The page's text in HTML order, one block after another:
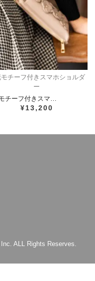
モチーフ付きスマホショルダ
ー
チーフ付きスマ…
¥13,200
ALL Rights Reserves.